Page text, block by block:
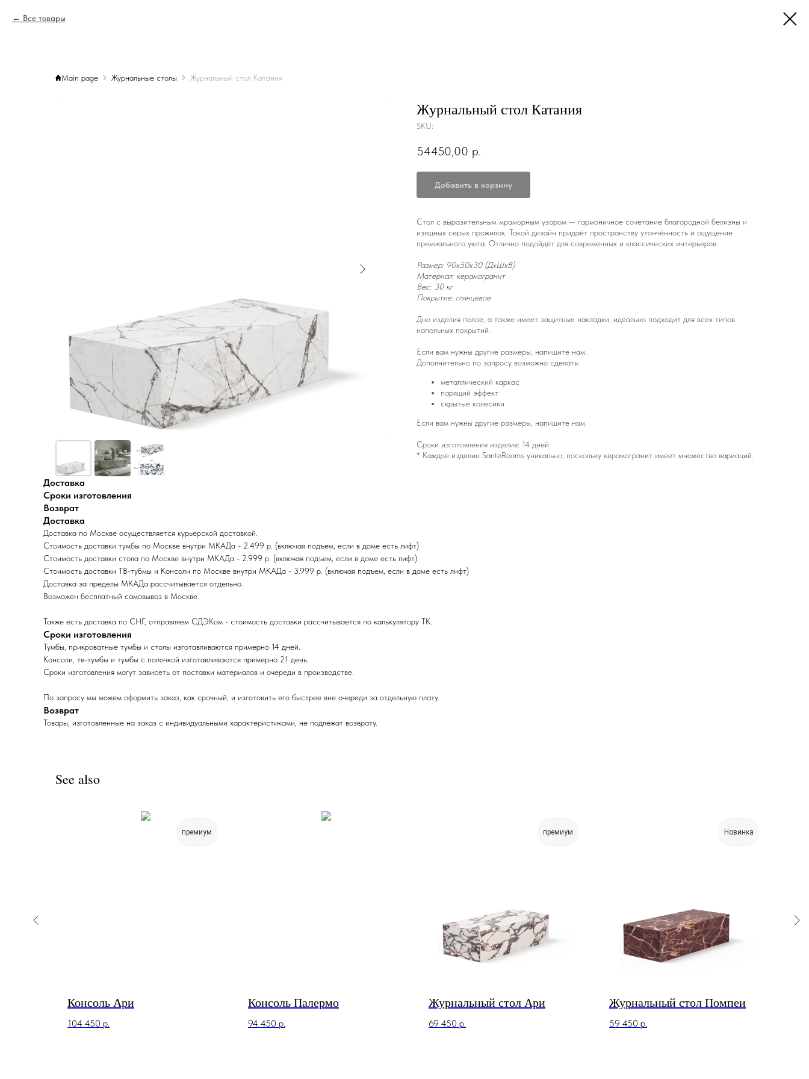
Все товары
Main page Журнальные столы Журнальный стол Катания
Журнальный стол Катания
SKU:
54450,00 р.
Добавить в корзину
Стол с выразительным мраморным узором — гармоничное сочетание благородной белизны и
изящных серых прожилок. Такой дизайн придаёт пространству утончённость и ощущение
премиального уюта. Отлично подойдёт для современных и классических интерьеров.
Размер: 90x50x30 (ДxШxВ)
Материал: керамогранит
Вес: 30 кг
Покрытие: глянцевое
Дно изделия полое, а также имеет защитные накладки, идеально подходит для всех типов
напольных покрытий.
Если вам нужны другие размеры, напишите нам.
Дополнительно по запросу возможно сделать:
металлический каркас
парящий эффект
скрытые колесики
Если вам нужны другие размеры, напишите нам.
Сроки изготовления изделия: 14 дней
* Каждое изделие SanteRooms уникально, поскольку керамогранит имеет множество вариаций.
Доставка
Сроки изготовления
Возврат
Доставка
Доставка по Москве осуществляется курьерской доставкой.
Стоимость доставки тумбы по Москве внутри МКАДа - 2.499 р. (включая подъем, если в доме есть лифт)
Стоимость доставки стола по Москве внутри МКАДа - 2.999 р. (включая подъем, если в доме есть лифт)
Стоимость доставки ТВ-тубмы и Консоли по Москве внутри МКАДа - 3.999 р. (включая подъем, если в доме есть лифт)
Доставка за пределы МКАДа раcсчитывается отдельно.
Возможен бесплатный самовывоз в Москве.
Также есть доставка по СНГ, отправляем СДЭКом - стоимость доставки рассчитывается по калькулятору ТК.
Сроки изготовления
Тумбы, прикроватные тумбы и столы изготавливаются примерно 14 дней.
Консоли, тв-тумбы и тумбы с полочкой изготавливаются примерно 21 день.
Сроки изготовления могут зависеть от поставки материалов и очереди в производстве.
По запросу мы можем оформить заказ, как срочный, и изготовить его быстрее вне очереди за отдельную плату.
Возврат
Товары, изготовленные на заказ с индивидуальными характеристиками, не подлежат возврату.
See also
премиум
Консоль Ари
104 450 р.
Консоль Палермо
94 450 р.
премиум
Журнальный стол Ари
69 450 р.
Новинка
Журнальный стол Помпеи
59 450 р.